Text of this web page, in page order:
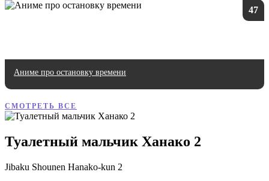
47
Аниме про остановку времени
СМОТРЕТЬ ВСЕ
Туалетный мальчик Ханако 2
Jibaku Shounen Hanako-kun 2